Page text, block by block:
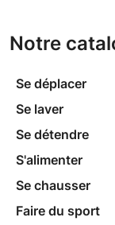
Notre
Se déplacer
Se laver
Se détendre
S'alimenter
Se chausser
Faire du sport